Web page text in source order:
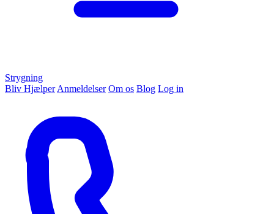
Strygning
Bliv Hjælper Anmeldelser Om os Blog Log in